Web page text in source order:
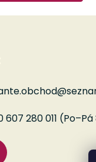
@
607 280 011